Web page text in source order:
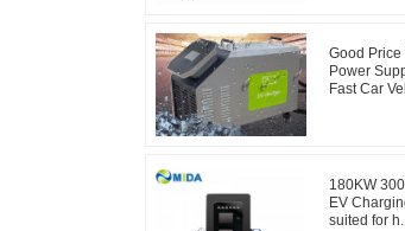
Good Price
Power
Fast Car
180KW
EV
suited for